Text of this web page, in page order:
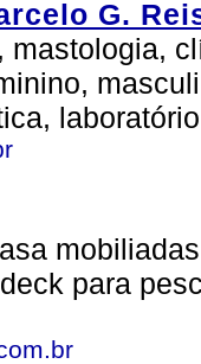
G.
mastologia,
para